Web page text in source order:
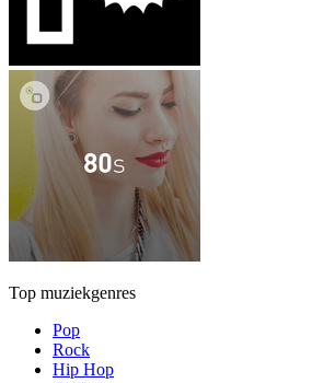
Top muziekgenres
Pop
Rock
Hip Hop